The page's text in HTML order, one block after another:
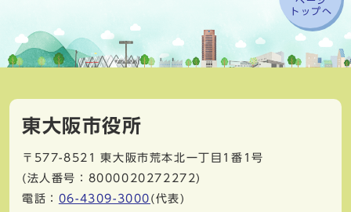
トップへ
東大阪市役所
〒577-8521
東大阪市荒本北一丁目1番1号
(法人番号：8000020272272)
電話： 06-4309-3000 (代表)